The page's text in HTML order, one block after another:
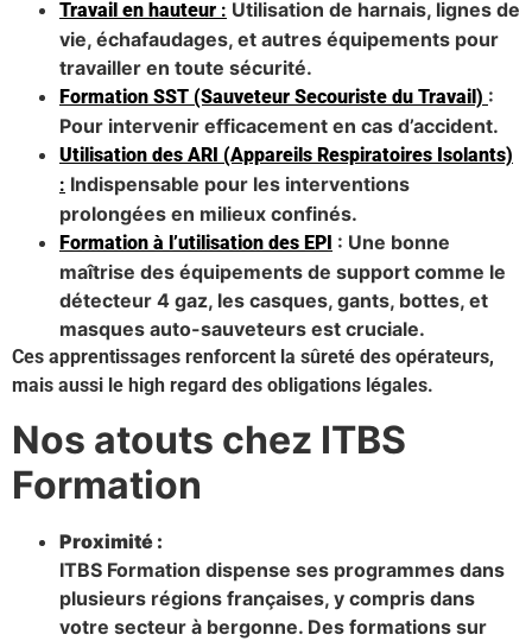
Travail en hauteur : Utilisation de harnais, lignes de
vie, échafaudages, et autres équipements pour
travailler en toute sécurité.
Formation SST (Sauveteur Secouriste du Travail) :
Pour intervenir efficacement en cas d’accident.
Utilisation des ARI (Appareils Respiratoires Isolants)
: Indispensable pour les interventions
prolongées en milieux confinés.
Formation à l’utilisation des EPI : Une bonne
maîtrise des équipements de support comme le
détecteur 4 gaz, les casques, gants, bottes, et
masques auto-sauveteurs est cruciale.
Ces apprentissages renforcent la sûreté des opérateurs,
mais aussi le high regard des obligations légales.
Nos atouts chez ITBS
Formation
Proximité :
ITBS Formation dispense ses programmes dans
plusieurs régions françaises, y compris dans
votre secteur à bergonne. Des formations sur